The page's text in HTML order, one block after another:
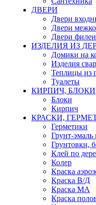
ДВЕРИ
Двери
Двери
Двери
ИЗДЕЛИЯ ИЗ
Домики на
Изделия
Теплицы из
Туалеты
КИРПИЧ, БЛОКИ
Блоки
Кирпич
КРАСКИ,
Герметики
Грунт-
Грунтовки,
Клей по
Колер
Краска
Краска В/Д
Краска МА
Краска